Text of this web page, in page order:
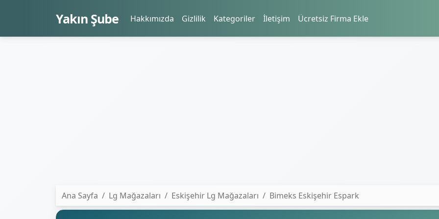
Yakın Şube Hakkımızda Gizlilik Kategoriler İletişim Ücretsiz Firma Ekle
Ana Sayfa
Lg Mağazaları Eskişehir Lg Mağazaları Bimeks Eskişehir Espark